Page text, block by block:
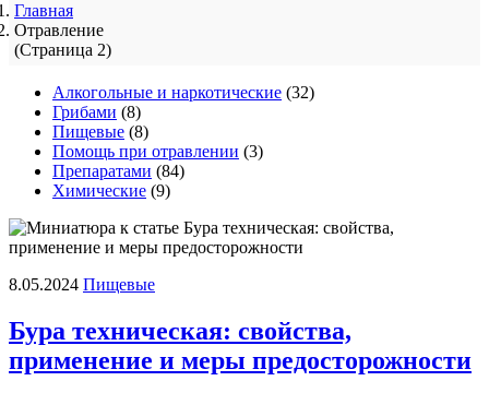
Главная
Отравление
(Страница 2)
Алкогольные и наркотические (32)
Грибами (8)
Пищевые (8)
Помощь при отравлении (3)
Препаратами (84)
Химические (9)
8.05.2024 Пищевые
Бура техническая: свойства,
применение и меры предосторожности